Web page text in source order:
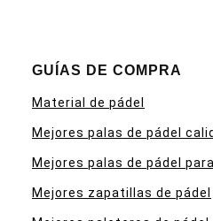
GUÍAS DE COMPRA
Material de pádel
Mejores palas de pádel
Mejores palas de pádel
Mejores zapatillas de pádel